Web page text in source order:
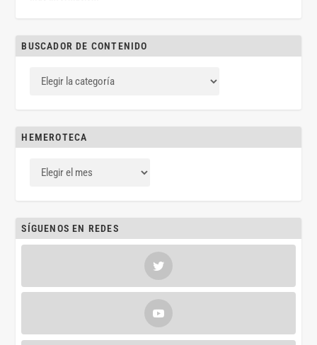
BUSCADOR DE CONTENIDO
HEMEROTECA
SÍGUENOS EN REDES